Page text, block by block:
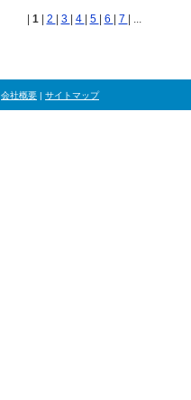
1 2 3 4 5 6 7 | ...
会社概要 | サイトマップ